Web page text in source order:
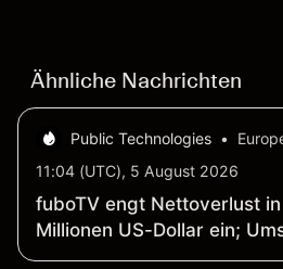
Ähnliche Nachrichten
Public Technologies •
11:04 (UTC), 5 August 2026
fuboTV engt Nettoverlust
Millionen US-Dollar ein;
Prozent auf 1.48 Milliarden